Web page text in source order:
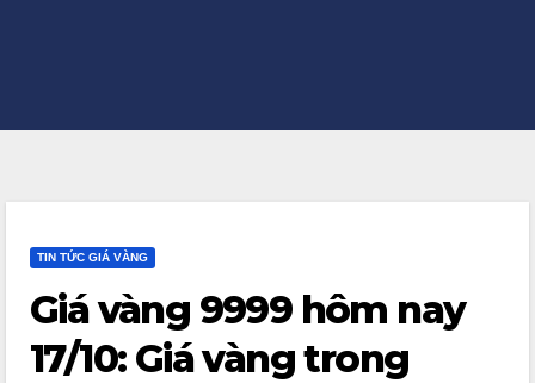
TIN TỨC GIÁ VÀNG
Giá vàng 9999 hôm nay
17/10: Giá vàng trong